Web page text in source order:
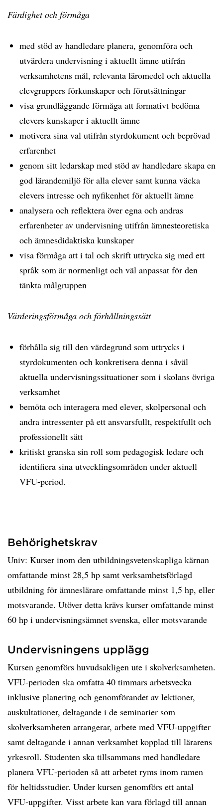
Färdighet och förmåga
med stöd av handledare planera, genomföra och
utvärdera undervisning i aktuellt ämne utifrån
verksamhetens mål, relevanta läromedel och aktuella
elevgruppers förkunskaper och förutsättningar
visa grundläggande förmåga att formativt bedöma
elevers kunskaper i aktuellt ämne
motivera sina val utifrån styrdokument och beprövad
erfarenhet
genom sitt ledarskap med stöd av handledare skapa en
god lärandemiljö för alla elever samt kunna väcka
elevers intresse och nyfikenhet för aktuellt ämne
analysera och reflektera över egna och andras
erfarenheter av undervisning utifrån ämnesteoretiska
och ämnesdidaktiska kunskaper
visa förmåga att i tal och skrift uttrycka sig med ett
språk som är normenligt och väl anpassat för den
tänkta målgruppen
Värderingsförmåga och förhållningssätt
förhålla sig till den värdegrund som uttrycks i
styrdokumenten och konkretisera denna i såväl
aktuella undervisningssituationer som i skolans övriga
verksamhet
bemöta och interagera med elever, skolpersonal och
andra intressenter på ett ansvarsfullt, respektfullt och
professionellt sätt
kritiskt granska sin roll som pedagogisk ledare och
identifiera sina utvecklingsområden under aktuell
VFU-period.
Behörighetskrav
Univ: Kurser inom den utbildningsvetenskapliga kärnan
omfattande minst 28,5 hp samt verksamhetsförlagd
utbildning för ämneslärare omfattande minst 1,5 hp, eller
motsvarande. Utöver detta krävs kurser omfattande minst
60 hp i undervisningsämnet svenska, eller motsvarande
Undervisningens upplägg
Kursen genomförs huvudsakligen ute i skolverksamheten.
VFU-perioden ska omfatta 40 timmars arbetsvecka
inklusive planering och genomförandet av lektioner,
auskultationer, deltagande i de seminarier som
skolverksamheten arrangerar, arbete med VFU-uppgifter
samt deltagande i annan verksamhet kopplad till lärarens
yrkesroll. Studenten ska tillsammans med handledare
planera VFU-perioden så att arbetet ryms inom ramen
för heltidsstudier. Under kursen genomförs ett antal
VFU-uppgifter. Visst arbete kan vara förlagd till annan